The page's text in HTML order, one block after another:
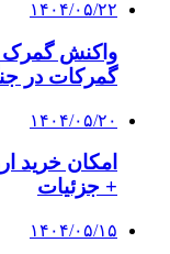
۱۴۰۴/۰۵/۲۲
واکنش گمرک
گمرکات در جنگ ۱۲
۱۴۰۴/۰۵/۲۰
+ جزئیات
۱۴۰۴/۰۵/۱۵